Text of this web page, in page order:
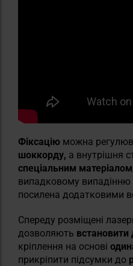
Фіксацію можна
шоккорду, а внутрішня
спеціальним матеріалом
випадковому випадінню
посилена додатковими
Спереду розміщені
дозволяють встановити
кріплення на основі
прикріпити підсумки до